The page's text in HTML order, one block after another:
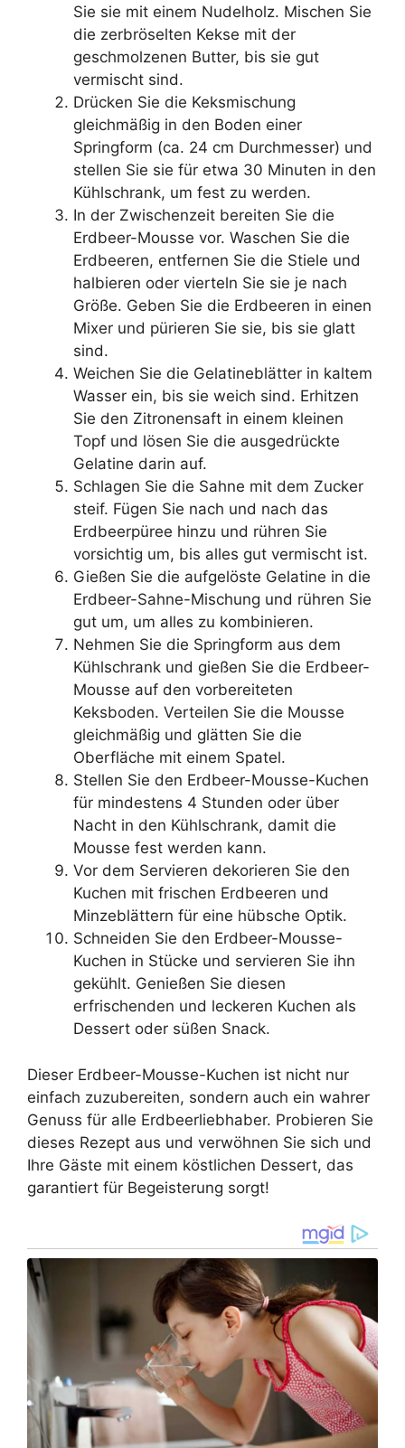
Sie sie mit einem Nudelholz. Mischen Sie
die zerbröselten Kekse mit der
geschmolzenen Butter, bis sie gut
vermischt sind.
Drücken Sie die Keksmischung
gleichmäßig in den Boden einer
Springform (ca. 24 cm Durchmesser) und
stellen Sie sie für etwa 30 Minuten in den
Kühlschrank, um fest zu werden.
In der Zwischenzeit bereiten Sie die
Erdbeer-Mousse vor. Waschen Sie die
Erdbeeren, entfernen Sie die Stiele und
halbieren oder vierteln Sie sie je nach
Größe. Geben Sie die Erdbeeren in einen
Mixer und pürieren Sie sie, bis sie glatt
sind.
Weichen Sie die Gelatineblätter in kaltem
Wasser ein, bis sie weich sind. Erhitzen
Sie den Zitronensaft in einem kleinen
Topf und lösen Sie die ausgedrückte
Gelatine darin auf.
Schlagen Sie die Sahne mit dem Zucker
steif. Fügen Sie nach und nach das
Erdbeerpüree hinzu und rühren Sie
vorsichtig um, bis alles gut vermischt ist.
Gießen Sie die aufgelöste Gelatine in die
Erdbeer-Sahne-Mischung und rühren Sie
gut um, um alles zu kombinieren.
Nehmen Sie die Springform aus dem
Kühlschrank und gießen Sie die Erdbeer-
Mousse auf den vorbereiteten
Keksboden. Verteilen Sie die Mousse
gleichmäßig und glätten Sie die
Oberfläche mit einem Spatel.
Stellen Sie den Erdbeer-Mousse-Kuchen
für mindestens 4 Stunden oder über
Nacht in den Kühlschrank, damit die
Mousse fest werden kann.
Vor dem Servieren dekorieren Sie den
Kuchen mit frischen Erdbeeren und
Minzeblättern für eine hübsche Optik.
Schneiden Sie den Erdbeer-Mousse-
Kuchen in Stücke und servieren Sie ihn
gekühlt. Genießen Sie diesen
erfrischenden und leckeren Kuchen als
Dessert oder süßen Snack.
Dieser Erdbeer-Mousse-Kuchen ist nicht nur
einfach zuzubereiten, sondern auch ein wahrer
Genuss für alle Erdbeerliebhaber. Probieren Sie
dieses Rezept aus und verwöhnen Sie sich und
Ihre Gäste mit einem köstlichen Dessert, das
garantiert für Begeisterung sorgt!